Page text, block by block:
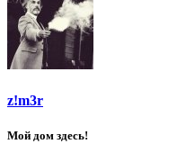
z!m3r
Мой дом здесь!